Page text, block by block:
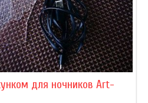
для ночников Art-